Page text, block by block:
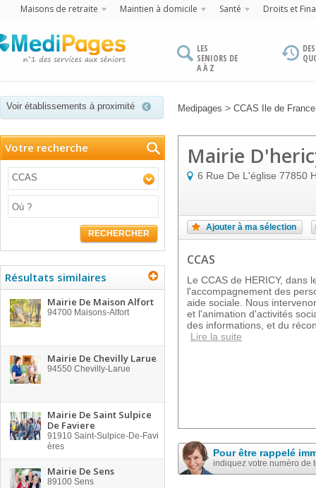
Maisons de retraite Maintien à domicile Santé Droits et
LES
SENIORS DE
A À Z
Voir établissements à proximité Medipages > CCAS Ile de France
Votre recherche
CCAS
RECHERCHER
Résultats similaires
Mairie De Maison Alfort
94700 Maisons-Alfort
Mairie De Chevilly Larue
94550 Chevilly-Larue
Mairie De Saint Sulpice
De Faviere
91910 Saint-Sulpice-De-Favi
ères
Mairie De Sens
89100 Sens
Mairie
6 Rue De L'église 77850
Ajouter à ma sélection
CCAS
Le CCAS de HERICY, dans
l'accompagnement des
aide sociale. Nous
et l'animation d'activités
des informations, et du
Lire la suite
Pour être rappelé
indiquez votre numéro de